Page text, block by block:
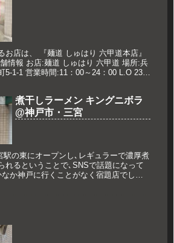
お店は、 『麺道 しゅはり 六甲道本店』
情報 お店:麺道 しゅはり 六甲道 場所:兵
5-1-1 営業時間:11：00～24：00 L.O 23：
煮干しラーメン キングニボラ
@神戸市・三宮
駅の東にオープンし､レギュラーで濃厚煮
れるということで､SNSで話題になって
か神戸に行くことがなく宿題店でした